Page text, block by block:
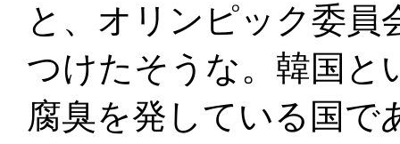
と、オリンピック委員
つけたそうな。韓国と
腐臭を発している国で